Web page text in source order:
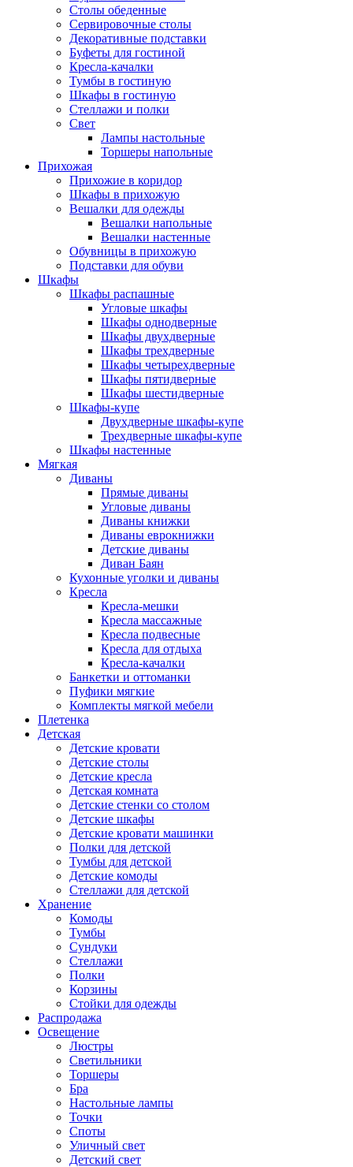
Столы обеденные
Сервировочные столы
Декоративные подставки
Буфеты для гостиной
Кресла-качалки
Тумбы в гостиную
Шкафы в гостиную
Стеллажи и полки
Свет
Лампы настольные
Торшеры напольные
Прихожая
Прихожие в коридор
Шкафы в прихожую
Вешалки для одежды
Вешалки напольные
Вешалки настенные
Обувницы в прихожую
Подставки для обуви
Шкафы
Шкафы распашные
Угловые шкафы
Шкафы однодверные
Шкафы двухдверные
Шкафы трехдверные
Шкафы четырехдверные
Шкафы пятидверные
Шкафы шестидверные
Шкафы-купе
Двухдверные шкафы-купе
Трехдверные шкафы-купе
Шкафы настенные
Мягкая
Диваны
Прямые диваны
Угловые диваны
Диваны книжки
Диваны еврокнижки
Детские диваны
Диван Баян
Кухонные уголки и диваны
Кресла
Кресла-мешки
Кресла массажные
Кресла подвесные
Кресла для отдыха
Кресла-качалки
Банкетки и оттоманки
Пуфики мягкие
Комплекты мягкой мебели
Плетенка
Детская
Детские кровати
Детские столы
Детские кресла
Детская комната
Детские стенки со столом
Детские шкафы
Детские кровати машинки
Полки для детской
Тумбы для детской
Детские комоды
Стеллажи для детской
Хранение
Комоды
Тумбы
Сундуки
Стеллажи
Полки
Корзины
Стойки для одежды
Распродажа
Освещение
Люстры
Светильники
Торшеры
Бра
Настольные лампы
Точки
Споты
Уличный свет
Детский свет